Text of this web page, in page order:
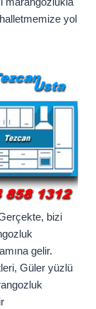
yol
bizi
gelir.
Güler yüzlü